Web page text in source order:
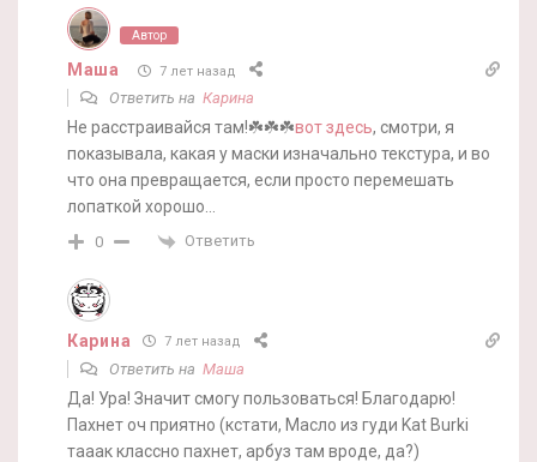
Автор
Маша 7 лет назад
Ответить на Карина
Не расстраивайся там!☘️☘️☘️вот здесь, смотри, я
показывала, какая у маски изначально текстура, и во
что она превращается, если просто перемешать
лопаткой хорошо…
0 Ответить
Карина 7 лет назад
Ответить на Маша
Да! Ура! Значит смогу пользоваться! Благодарю!
Пахнет оч приятно (кстати, Масло из гуди Kat Burki
тааак классно пахнет, арбуз там вроде, да?)